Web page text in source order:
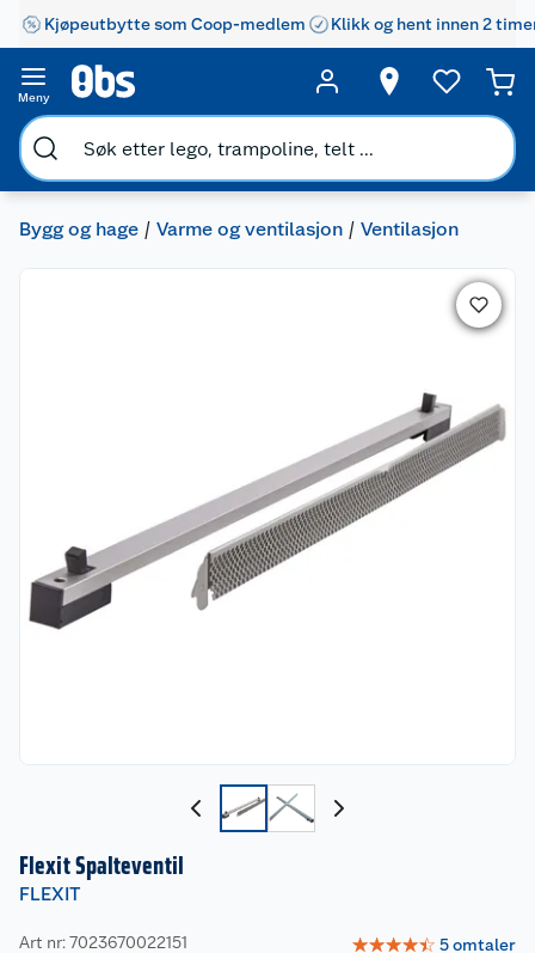
Kjøpeutbytte som Coop-medlem Klikk og hent innen 2
Meny
Bygg og hage Varme og ventilasjon Ventilasjon
Flexit Spalteventil
FLEXIT
Art nr: 7023670022151 ☆☆☆☆☆ 5omtaler